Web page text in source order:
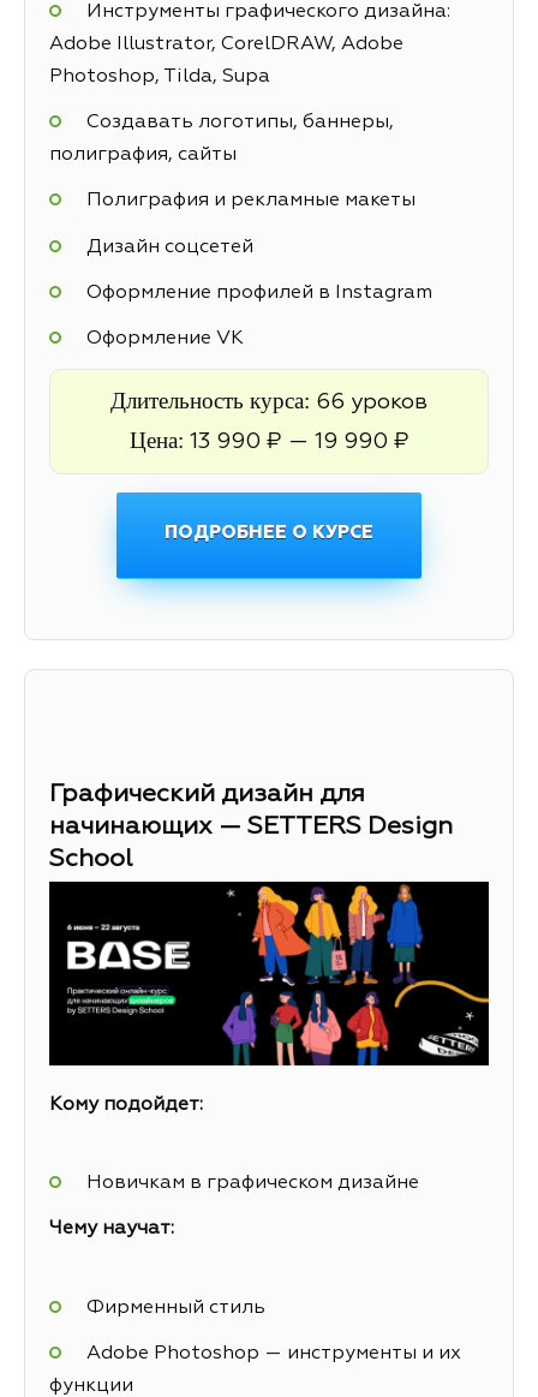
Инструменты графического дизайна:
Adobe Illustrator, CorelDRAW, Adobe
Photoshop, Tilda, Supa
Создавать логотипы, баннеры,
полиграфия, сайты
Полиграфия и рекламные макеты
Дизайн соцсетей
Оформление профилей в Instagram
Оформление VK
Длительность курса: 66 уроков
Цена: 13 990 ₽ — 19 990 ₽
ПОДРОБНЕЕ О КУРСЕ
Графический дизайн для
начинающих — SETTERS Design
School
Кому подойдет:
Новичкам в графическом дизайне
Чему научат:
Фирменный стиль
Adobe Photoshop — инструменты и их
функции